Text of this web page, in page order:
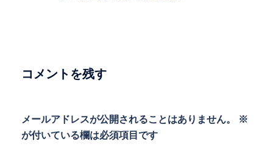
ョコメントを残す
メールアドレスが公開されることはありません。
※
が付いている欄は必須項目です